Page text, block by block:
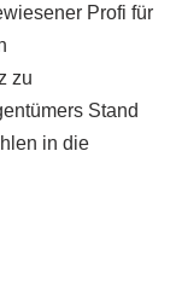
Profi für
zu
Stand
in die